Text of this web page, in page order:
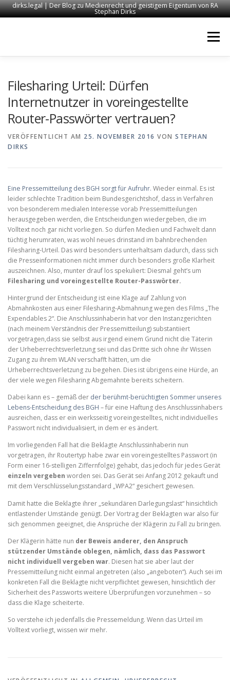
dirks.legal | Der Blog zu Medienrecht und geistigem Eigentum von RA
Stephan Dirks
Menü
MEDIEN IMPRESSUM
Filesharing Urteil: Dürfen
Internetnutzer in voreingestellte
Router-Passwörter vertrauen?
VERÖFFENTLICHT AM 25. NOVEMBER 2016 VON STEPHAN
DIRKS
Eine Pressemitteilung des BGH sorgt für Aufruhr. Wieder einmal. Es ist
leider schlechte Tradition beim Bundesgerichtshof, dass in Verfahren
von besonderem medialen Interesse vorab Pressemitteilungen
herausgegeben werden, die Entscheidungen wiedergeben, die im
Volltext noch gar nicht vorliegen. So dürfen Medien und Fachwelt dann
tüchtig herumraten, was wohl neues drinstand im bahnbrechenden
Filesharing-Urteil. Das wird besonders unterhaltsam dadurch, dass sich
die Presseinformationen nicht immer durch besonders große Klarheit
auszeichnen. Also, munter drauf los spekuliert: Diesmal geht’s um
Filesharing und voreingestellte Router-Passwörter.
Hintergrund der Entscheidung ist eine Klage auf Zahlung von
Abmahnkosten aus einer Filesharing-Abmahnung wegen des Films „The
Expendables 2“. Die Anschlussinhaberin hat vor den Instanzgerichten
(nach meinem Verständnis der Pressemitteilung) substantiiert
vorgetragen,dass sie selbst aus irgend einem Grund nicht die Täterin
der Urheberrechtsverletzung sei und das Dritte sich ohne ihr Wissen
Zugang zu ihrem WLAN verschafft hätten, um die
Urheberrechtsverletzung zu begehen. Dies ist übrigens eine Hürde, an
der viele wegen Filesharing Abgemahnte bereits scheitern.
Dabei kann es – gemäß der der berühmt-berüchtigten Sommer unseres
Lebens-Entscheidung des BGH – für eine Haftung des Anschlussinhabers
ausreichen, dass er ein werksseitig voreingestelltes, nicht individuelles
Passwort nicht individualisiert, in dem er es ändert.
Im vorliegenden Fall hat die Beklagte Anschlussinhaberin nun
vorgetragen, ihr Routertyp habe zwar ein voreingestelltes Passwort (in
Form einer 16-stelligen Ziffernfolge) gehabt, das jedoch für jedes Gerät
einzeln vergeben worden sei. Das Gerät sei Anfang 2012 gekauft und
mit dem Verschlüsselungsstandard „WPA2“ gesichert gewesen.
Damit hatte die Beklagte ihrer „sekundären Darlegungslast“ hinsichtlich
entlastender Umstände genügt. Der Vortrag der Beklagten war also für
sich genommen geeignet, die Ansprüche der Klägerin zu Fall zu bringen.
Der Klägerin hätte nun der Beweis anderer, den Anspruch
stützender Umstände oblegen, nämlich, dass das Passwort
nicht individuell vergeben war. Diesen hat sie aber laut der
Pressemitteilung nicht einmal angetreten (also „angeboten“). Auch sei im
konkreten Fall die Beklagte nicht verpflichtet gewesen, hinsichtlich der
Sicherheit des Passworts weitere Überprüfungen vorzunehmen – so
dass die Klage scheiterte.
So verstehe ich jedenfalls die Pressemeldung. Wenn das Urteil im
Volltext vorliegt, wissen wir mehr.